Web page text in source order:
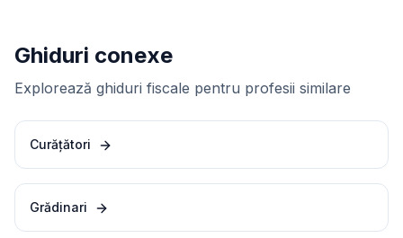
Ghiduri conexe
Explorează ghiduri fiscale pentru profesii similare
Curățători
Grădinari